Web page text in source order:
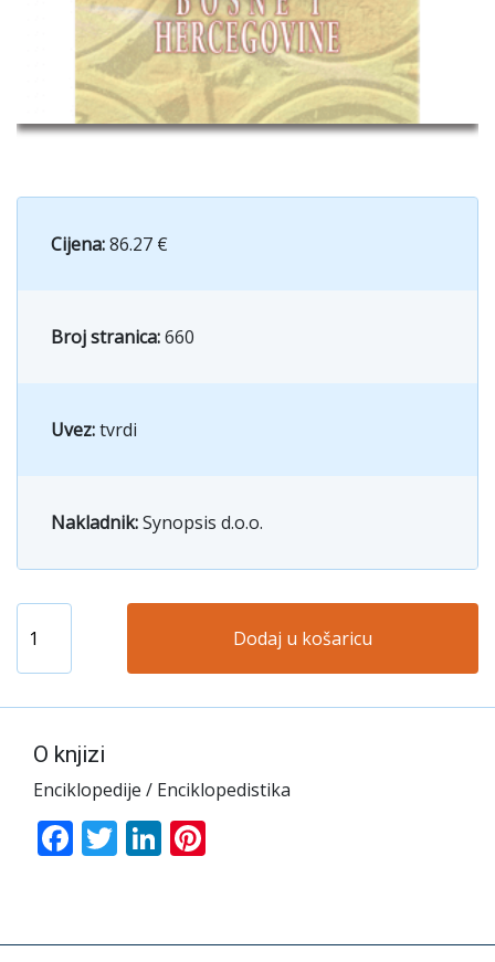
Cijena:86.27 €
Broj stranica:660
Uvez:tvrdi
Nakladnik:Synopsis d.o.o.
Dodaj u košaricu
O knjizi
Enciklopedije / Enciklopedistika
Facebook
TwitterLinkedIn